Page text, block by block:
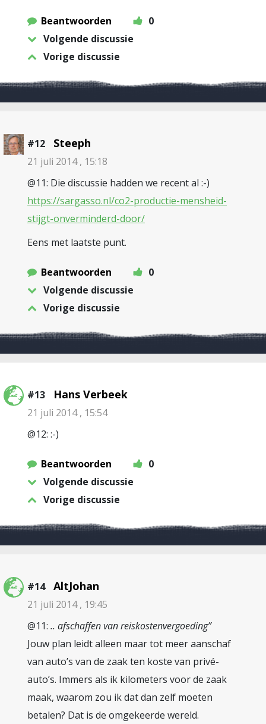
Beantwoorden
0
Volgende discussie
Vorige discussie
#12 Steeph
21 juli 2014 , 15:18
@11: Die discussie hadden we recent al :-)
https://sargasso.nl/co2-productie-mensheid-
stijgt-onverminderd-door/
Eens met laatste punt.
Beantwoorden
0
Volgende discussie
Vorige discussie
#13 Hans Verbeek
21 juli 2014 , 15:54
@12: :-)
Beantwoorden
0
Volgende discussie
Vorige discussie
#14 AltJohan
21 juli 2014 , 19:45
@11: .. afschaffen van reiskostenvergoeding”
Jouw plan leidt alleen maar tot meer aanschaf
van auto’s van de zaak ten koste van privé-
auto’s. Immers als ik kilometers voor de zaak
maak, waarom zou ik dat dan zelf moeten
betalen? Dat is de omgekeerde wereld.